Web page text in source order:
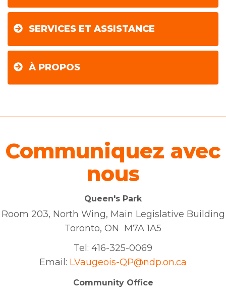
SERVICES ET ASSISTANCE
À PROPOS
Communiquez avec
nous
Queen's Park
Room 203, North Wing, Main Legislative Building
Toronto, ON M7A 1A5
Tel: 416-325-0069
Email: LVaugeois-QP@ndp.on.ca
Community Office